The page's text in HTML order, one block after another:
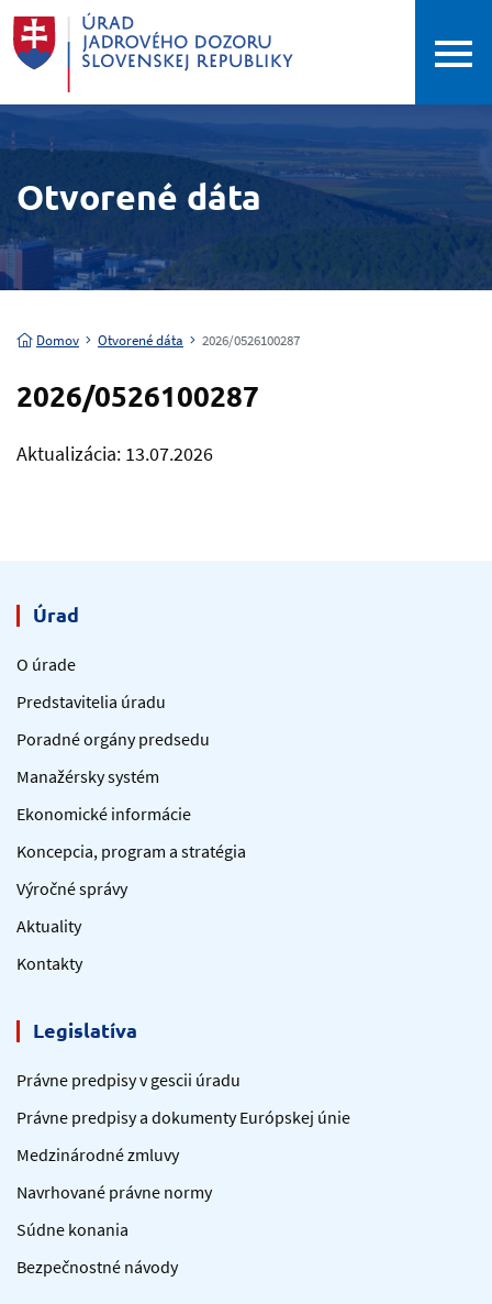
Otvorené dáta
Domov Otvorené dáta 2026/0526100287
2026/0526100287
Aktualizácia: 13.07.2026
Úrad
O úrade
Predstavitelia úradu
Poradné orgány predsedu
Manažérsky systém
Ekonomické informácie
Koncepcia, program a stratégia
Výročné správy
Aktuality
Kontakty
Legislatíva
Právne predpisy v gescii úradu
Právne predpisy a dokumenty Európskej únie
Medzinárodné zmluvy
Navrhované právne normy
Súdne konania
Bezpečnostné návody